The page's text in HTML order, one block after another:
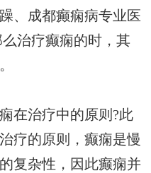
、 成都癫痫病专业医
治疗癫痫的时，其
在治疗中的原则?此
疗的原则，癫痫是慢
复杂性，因此癫痫并